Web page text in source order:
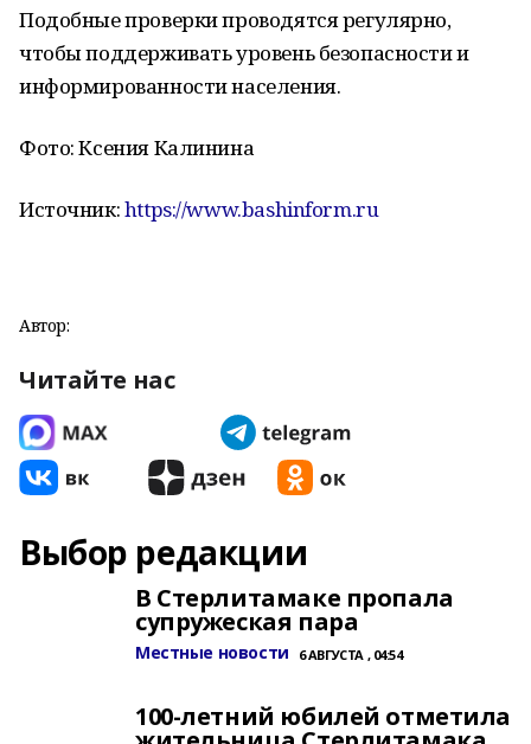
Подобные проверки проводятся регулярно,
чтобы поддерживать уровень безопасности и
информированности населения.
Фото: Ксения Калинина
Источник:https://www.bashinform.ru
Автор:
Читайте нас
Выбор редакции
В Стерлитамаке пропала
супружеская пара
Местные новости 6 АВГУСТА , 04:54
100-летний юбилей отметила